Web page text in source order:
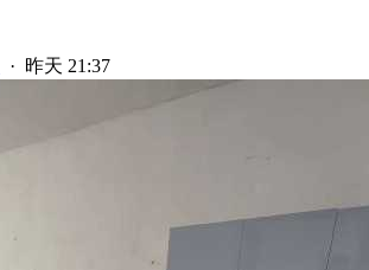
· 昨天 21:37